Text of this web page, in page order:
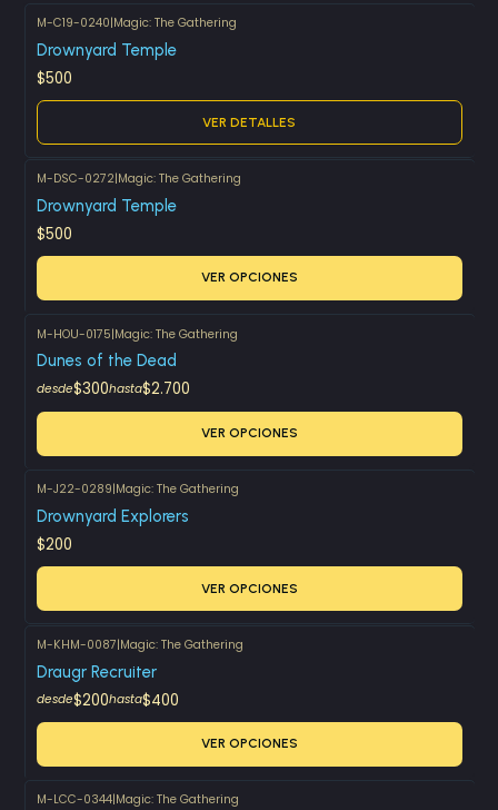
Agotado
M-C19-0240|Magic: The Gathering
Drownyard Temple
$500
VER DETALLES
M-DSC-0272|Magic: The Gathering
Drownyard Temple
$500
VER OPCIONES
M-HOU-0175|Magic: The Gathering
Dunes of the Dead
desde$300hasta$2.700
VER OPCIONES
M-J22-0289|Magic: The Gathering
Drownyard Explorers
$200
VER OPCIONES
M-KHM-0087|Magic: The Gathering
Draugr Recruiter
desde$200hasta$400
VER OPCIONES
M-LCC-0344|Magic: The Gathering